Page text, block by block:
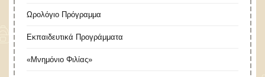
Ωρολόγιο Πρόγραμμα
Εκπαιδευτικά Προγράμματα
«Μνημόνιο Φιλίας»